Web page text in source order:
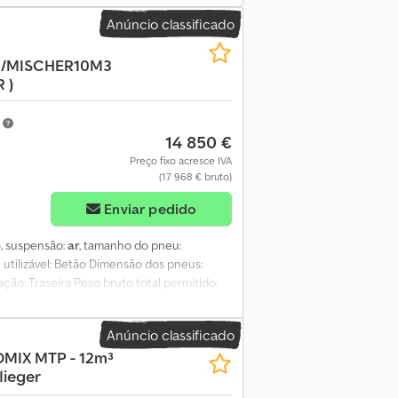
Anúncio classificado
MISCHER10M3
)
14 850 €
Preço fixo acresce IVA
(17 968 € bruto)
Enviar pedido
, suspensão:ar, tamanho do pneu:
utilizável: Betão Dimensão dos pneus:
Traseira Peso bruto total permitido:
Anúncio classificado
MTP - 12m³